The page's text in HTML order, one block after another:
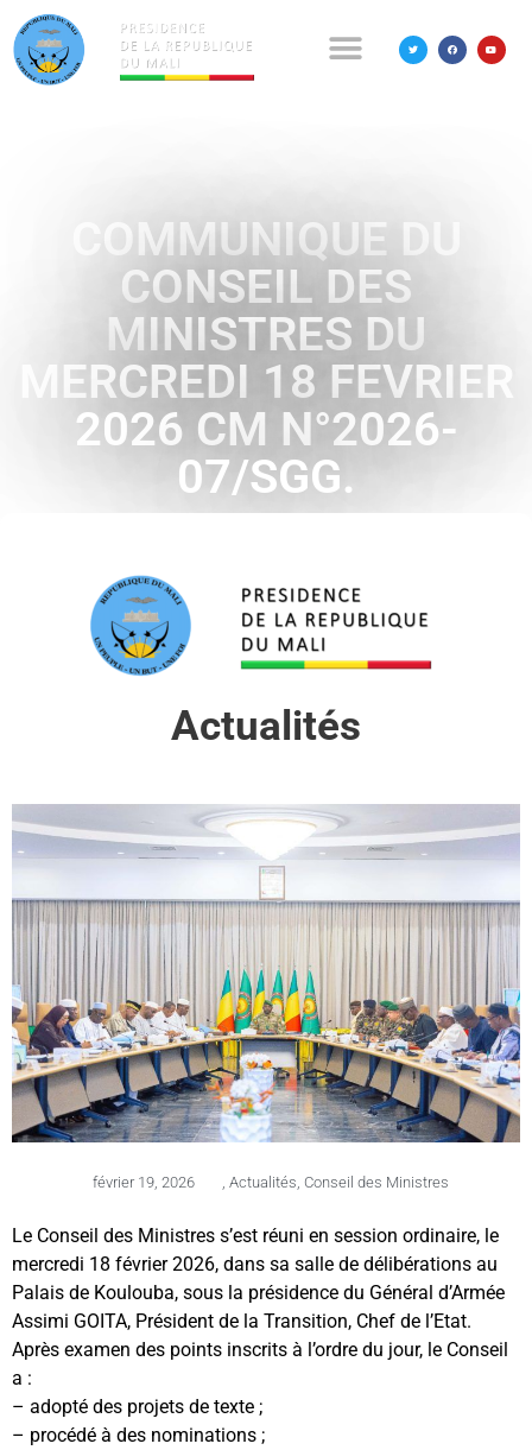
COMMUNIQUE DU
CONSEIL DES
MINISTRES DU
MERCREDI 18 FEVRIER
2026 CM N°2026-
07/SGG.
Actualités
février 19, 2026 Actualités Conseil des Ministres
Le Conseil des Ministres s’est réuni en session ordinaire, le
mercredi 18 février 2026, dans sa salle de délibérations au
Palais de Koulouba, sous la présidence du Général d’Armée
Assimi GOITA, Président de la Transition, Chef de l’Etat.
Après examen des points inscrits à l’ordre du jour, le Conseil
a :
– adopté des projets de texte ;
– procédé à des nominations ;